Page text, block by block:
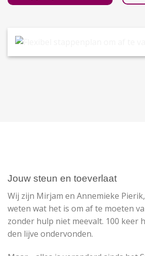
Flexibel stappenplan om af te vallen
Jouw steun en toeverlaat
Wij zijn Mirjam en Annemieke
weten wat het is om af te moeten
zonder hulp niet meevalt. 100 keer
den lijve ondervonden.